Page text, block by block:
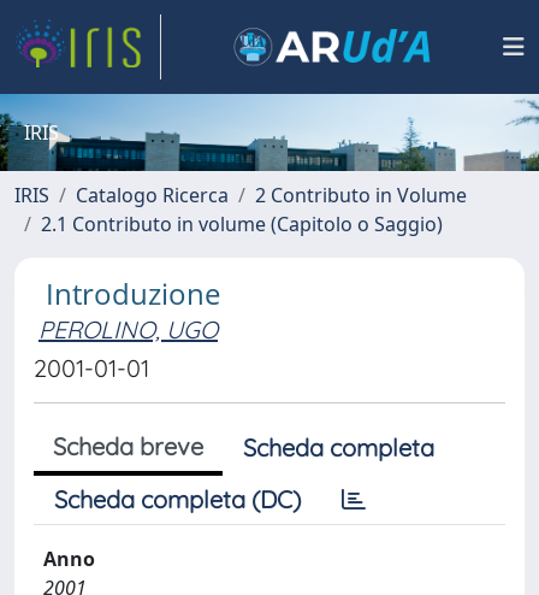
IRIS
IRIS Catalogo Ricerca
2 Contributo in Volume
2.1 Contributo in volume (Capitolo o Saggio)
Introduzione
PEROLINO, UGO
2001-01-01
Scheda breve
Scheda completa
Scheda completa (DC)
Anno
2001